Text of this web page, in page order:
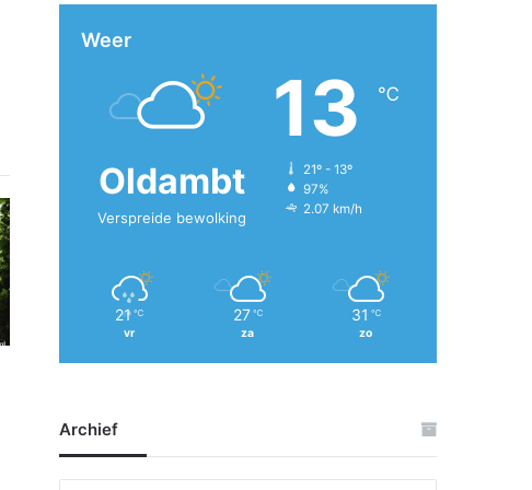
Weer
Oldambt
Verspreide bewolking
13 ℃
21º - 13º
97%
2.07 km/h
21 ℃
vr
27 ℃
za
31 ℃
zo
Archief